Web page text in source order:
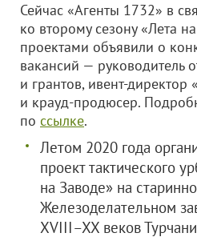
Сейчас «Агенты 1732» в
ко второму сезону «Лета
проектами объявили о
вакансий — руководитель
и грантов, ивент-директор
и крауд-продюсер.
по ссылке.
Летом 2020 года
проект тактического
на Заводе» на
Железоделательном
XVIII–XX веков